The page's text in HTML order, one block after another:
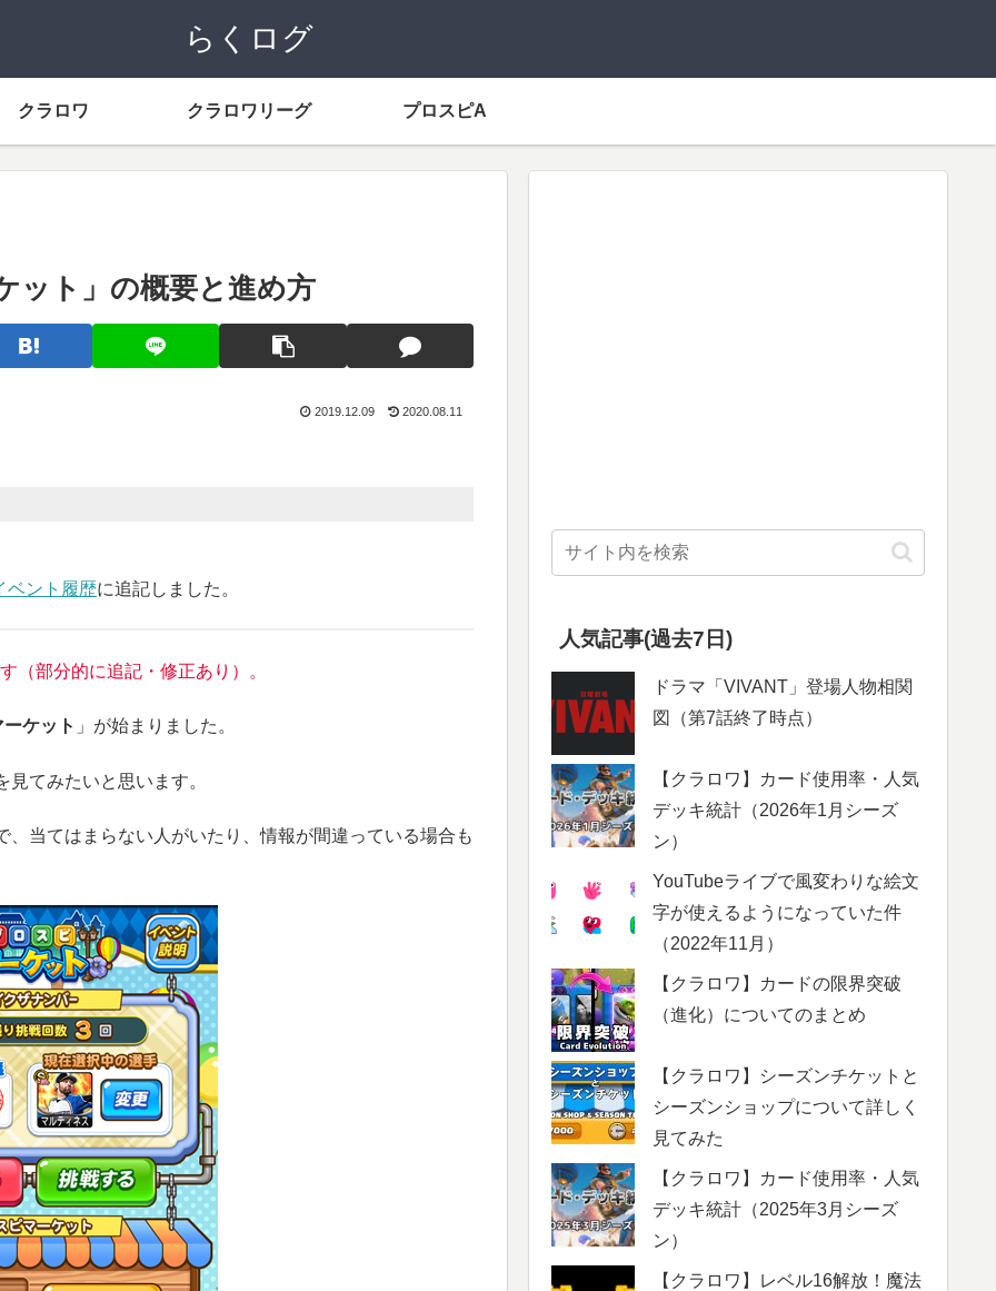
らくログ
クラロワ クラロワリーグ プロスピA
ット」の概要と進め方
2019.12.09 2020.08.11
ベント履歴に追記しました。
部分的に追記・修正あり）。
ケット 」が始まりました。
てみたいと思います。
当てはまらない人がいたり、情報が間違っている場合も
人気記事(過去7日)
ドラマ「VIVANT」登場人物相関
図（第7話終了時点）
【クラロワ】カード使用率・人気
デッキ統計（2026年1月シーズ
ン）
YouTubeライブで風変わりな絵文
字が使えるようになっていた件
（2022年11月）
【クラロワ】カードの限界突破
（進化）についてのまとめ
【クラロワ】シーズンチケットと
シーズンショップについて詳しく
見てみた
【クラロワ】カード使用率・人気
デッキ統計（2025年3月シーズ
ン）
【クラロワ】レベル16解放！魔法